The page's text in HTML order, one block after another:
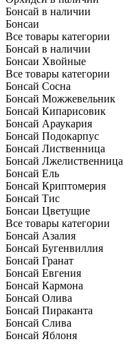
Бонсай в наличии
Бонсаи
Все товары категории
Бонсай в наличии
Бонсаи Хвойные
Все товары категории
Бонсай Сосна
Бонсай Можжевельник
Бонсай Кипарисовик
Бонсай Араукария
Бонсай Подокарпус
Бонсай Лиственница
Бонсай Лжелиственница
Бонсай Ель
Бонсай Криптомерия
Бонсай Тис
Бонсаи Цветущие
Все товары категории
Бонсай Азалия
Бонсай Бугенвиллия
Бонсай Гранат
Бонсай Евгения
Бонсай Кармона
Бонсай Олива
Бонсай Пираканта
Бонсай Слива
Бонсай Яблоня